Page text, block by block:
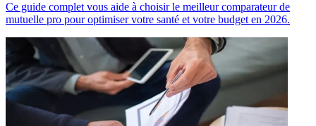
Ce guide complet vous aide à choisir le meilleur comparateur de
mutuelle pro pour optimiser votre santé et votre budget en 2026.